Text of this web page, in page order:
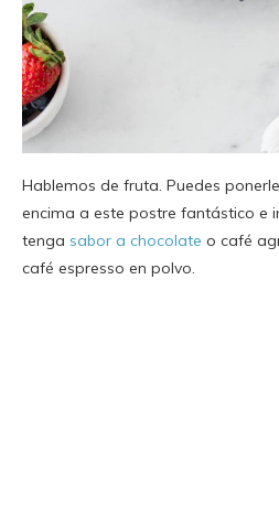
Hablemos de fruta. Puedes
encima a este postre fantástico e
tenga sabor a chocolate o café
café espresso en polvo.